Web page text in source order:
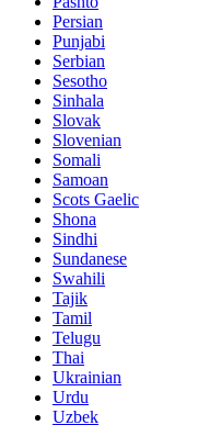
Persian
Punjabi
Serbian
Sesotho
Sinhala
Slovak
Slovenian
Somali
Samoan
Scots Gaelic
Shona
Sindhi
Sundanese
Swahili
Tajik
Tamil
Telugu
Thai
Ukrainian
Urdu
Uzbek